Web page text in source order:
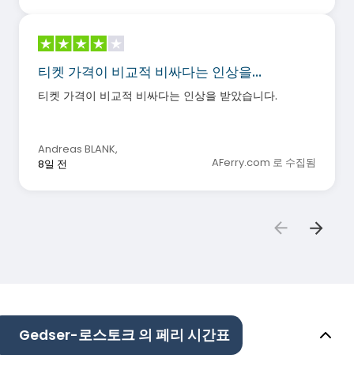
티켓 가격이 비교적 비싸다는 인상을…
티켓 가격이 비교적 비싸다는 인상을 받았습니다.
Andreas BLANK,
8일 전
AFerry.com 로 수집됨
Gedser-로스토크 의 페리 시간표